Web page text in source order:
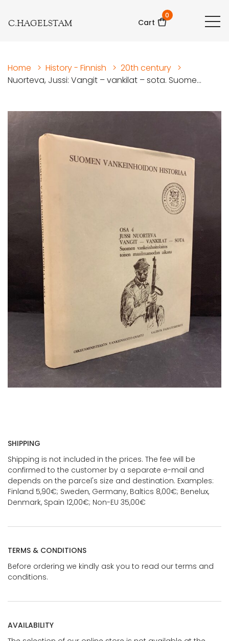
C.HAGELSTAM Cart
0
Home > History - Finnish > 20th century >
Nuorteva, Jussi: Vangit – vankilat – sota. Suome...
SHIPPING
Shipping is not included in the prices. The fee will be
confirmed to the customer by a separate e-mail and
depends on the parcel's size and destination. Examples:
Finland 5,90€; Sweden, Germany, Baltics 8,00€; Benelux,
Denmark, Spain 12,00€; Non-EU 35,00€
TERMS & CONDITIONS
Before ordering we kindly ask you to read our terms and
conditions.
AVAILABILITY